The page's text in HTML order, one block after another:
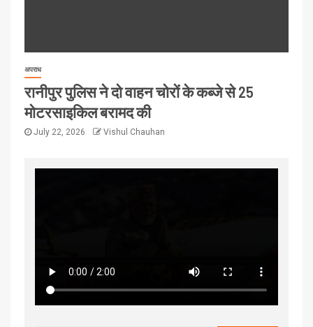
अपराध
रानीपुर पुलिस ने दो वाहन चोरों के कब्जे से 25
मोटरसाइकिल बरामद की
July 22, 2026 Vishul Chauhan